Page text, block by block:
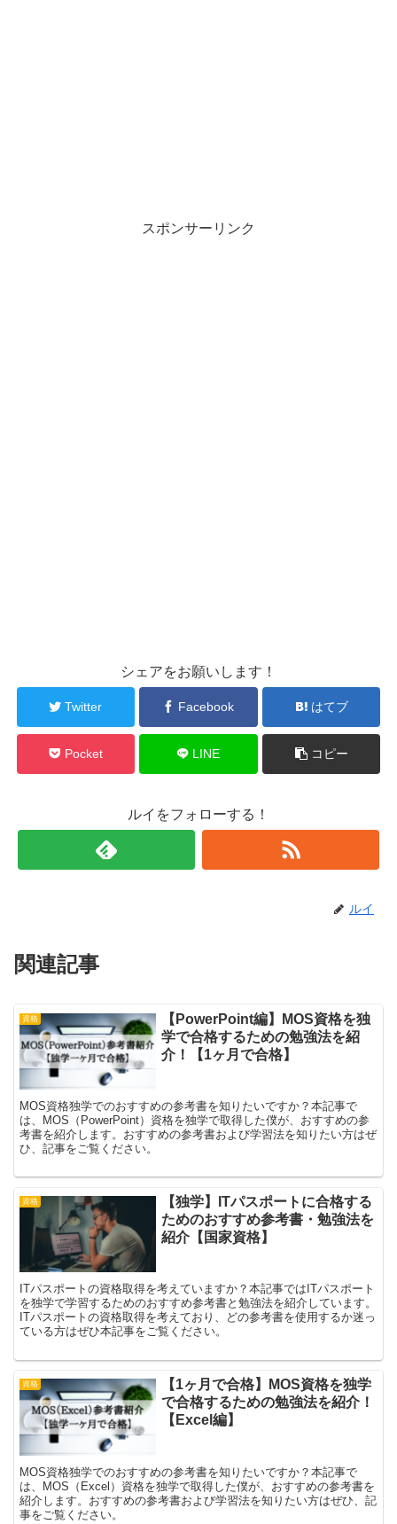
スポンサーリンク
シェアをお願いします！
Twitter Facebook はてブ
Pocket LINE コピー
ルイをフォローする！
ルイ
関連記事
資格
【PowerPoint編】MOS資格を独
学で合格するための勉強法を紹
介！【1ヶ月で合格】
MOS資格独学でのおすすめの参考書を知りたいですか？本記事で
は、MOS（PowerPoint）資格を独学で取得した僕が、おすすめの参
考書を紹介します。おすすめの参考書および学習法を知りたい方はぜ
ひ、記事をご覧ください。
資格
【独学】ITパスポートに合格する
ためのおすすめ参考書・勉強法を
紹介【国家資格】
ITパスポートの資格取得を考えていますか？本記事ではITパスポート
を独学で学習するためのおすすめ参考書と勉強法を紹介しています。
ITパスポートの資格取得を考えており、どの参考書を使用するか迷っ
ている方はぜひ本記事をご覧ください。
資格
【1ヶ月で合格】MOS資格を独学
で合格するための勉強法を紹介！
【Excel編】
MOS資格独学でのおすすめの参考書を知りたいですか？本記事で
は、MOS（Excel）資格を独学で取得した僕が、おすすめの参考書を
紹介します。おすすめの参考書および学習法を知りたい方はぜひ、記
事をご覧ください。